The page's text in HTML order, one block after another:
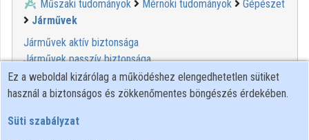
Műszaki tudományok Mérnöki tudományok
Gépészet
Járművek
Járművek aktív biztonsága
Járművek passzív biztonsága
Ez a weboldal kizárólag a működéshez elengedhetetlen sütiket
használ a biztonságos és zökkenőmentes böngészés érdekében.
Süti szabályzat